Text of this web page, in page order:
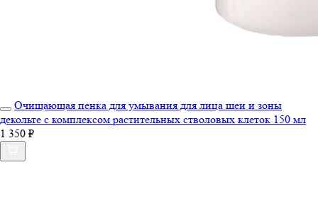
Очищающая пенка для умывания для лица шеи и зоны
декольте с комплексом растительных стволовых клеток 150 мл
1 350 ₽